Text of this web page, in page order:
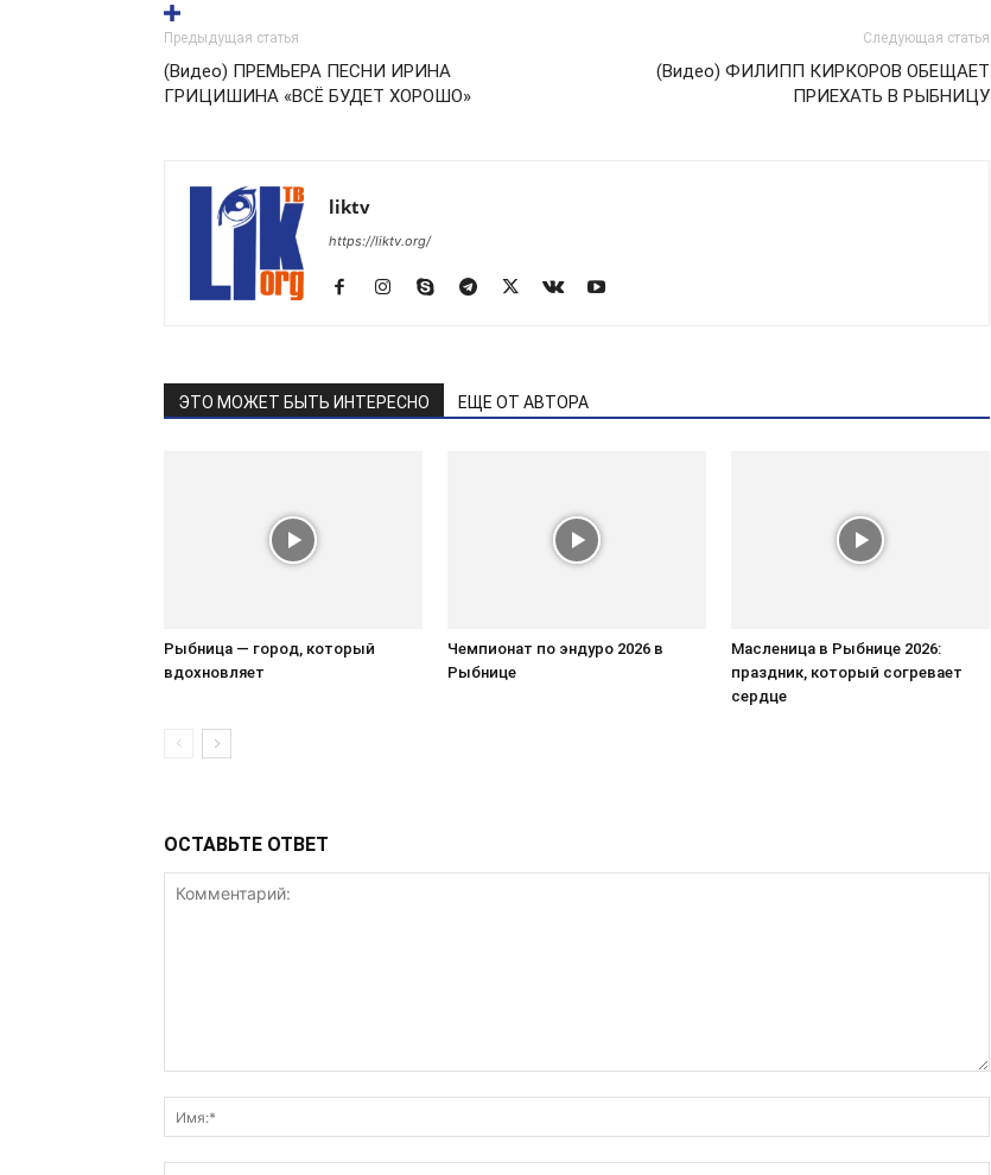
Предыдущая статья
(Видео) ПРЕМЬЕРА ПЕСНИ ИРИНА
ГРИЦИШИНА «ВСЁ БУДЕТ ХОРОШО»
Следующая статья
(Видео) ФИЛИПП КИРКОРОВ ОБЕЩАЕТ
ПРИЕХАТЬ В РЫБНИЦУ
liktv
https://liktv.org/
ЭТО МОЖЕТ БЫТЬ ИНТЕРЕСНО ЕЩЕ ОТ АВТОРА
Рыбница — город, который
вдохновляет
Чемпионат по эндуро 2026 в
Рыбнице
Масленица в Рыбнице 2026:
праздник, который согревает
сердце
ОСТАВЬТЕ ОТВЕТ